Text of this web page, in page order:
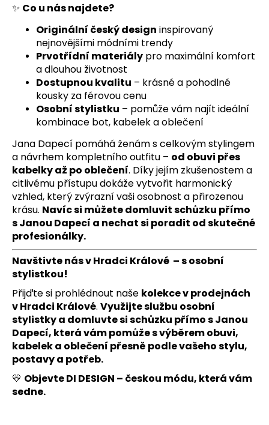
✨ Co u nás najdete?
Originální český design inspirovaný
nejnovějšími módními trendy
Prvotřídní materiály pro maximální komfort
a dlouhou životnost
Dostupnou kvalitu – krásné a pohodlné
kousky za férovou cenu
Osobní stylistku – pomůže vám najít ideální
kombinace bot, kabelek a oblečení
Jana Dapecí pomáhá ženám s celkovým stylingem
a návrhem kompletního outfitu – od obuvi přes
kabelky až po oblečení. Díky jejím zkušenostem a
citlivému přístupu dokáže vytvořit harmonický
vzhled, který zvýrazní vaši osobnost a přirozenou
krásu. Navíc si můžete domluvit schůzku přímo
s Janou Dapecí a nechat si poradit od skutečné
profesionálky.
Navštivte nás v Hradci Králové – s osobní
stylistkou!
Přijďte si prohlédnout naše kolekce v prodejnách
v Hradci Králové. Využijte službu osobní
stylistky a domluvte si schůzku přímo s Janou
Dapecí, která vám pomůže s výběrem obuvi,
kabelek a oblečení přesně podle vašeho stylu,
postavy a potřeb.
💛 Objevte DI DESIGN – českou módu, která vám
sedne.